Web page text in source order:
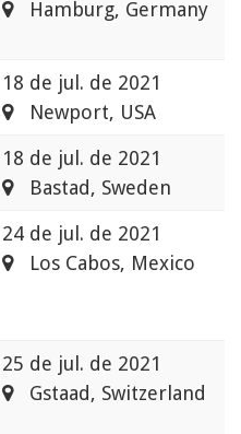
Hamburg, Germany
18 de jul. de 2021
Newport, USA
18 de jul. de 2021
Bastad, Sweden
24 de jul. de 2021
Los Cabos, Mexico
25 de jul. de 2021
Gstaad, Switzerland